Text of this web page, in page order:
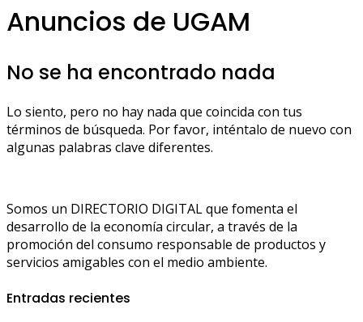
Anuncios de UGAM
No se ha encontrado nada
Lo siento, pero no hay nada que coincida con tus
términos de búsqueda. Por favor, inténtalo de nuevo con
algunas palabras clave diferentes.
Somos un DIRECTORIO DIGITAL que fomenta el
desarrollo de la economía circular, a través de la
promoción del consumo responsable de productos y
servicios amigables con el medio ambiente.
Entradas recientes